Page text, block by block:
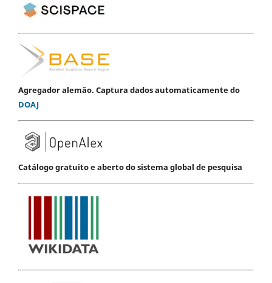
Agregador alemão. Captura dados automaticamente do
DOAJ
Catálogo gratuito e aberto do sistema global de pesquisa